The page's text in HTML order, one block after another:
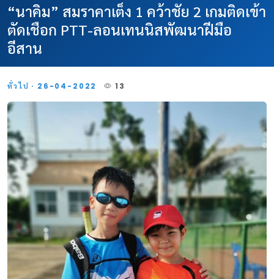
“นาคิม” สมราคาเต็ง 1 คว้าชัย 2 เกมติดเข้า
ตัดเชือก PTT-ลอนเทนนิสพัฒนาฝีมือ
อีสาน
ทั่วไป · 26-04-2022 13